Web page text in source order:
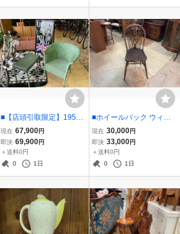
■【店頭引取限定】1950
年代紙ラベル付 当時もの
LLOYD LOOM／ロイドル
ームルーム チェア＋オッ
トマンセット ヴィンテー
現在 67,900円
即決 69,900円
＋送料0円
0
1日
■ホイールバック ウィン
ザーチェア アンティーク
エルム材チェア 来店引取
or家財便Bランク■
現在 30,000円
即決 33,000円
＋送料0円
0
1日